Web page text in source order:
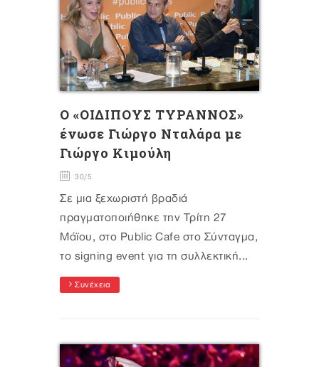
O «ΟΙΔΙΠΟΥΣ ΤΥΡΑΝΝΟΣ»
ένωσε Γιώργο Νταλάρα με
Γιώργο Κιμούλη
30/5
Σε μια ξεχωριστή βραδιά
πραγματοποιήθηκε την Τρίτη 27
Μάϊου, στο Public Cafe στο Σύνταγμα,
το signing event για τη συλλεκτική...
Συνέχεια